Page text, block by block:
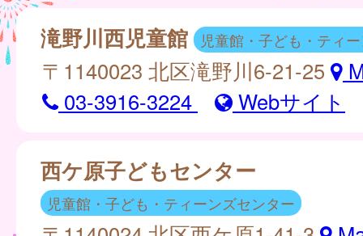
滝野川西児童館 児童館・子ども・ティ
〒1140023 北区滝野川6-21-25
03-3916-3224
Webサイト
西ケ原子どもセンター
児童館・子ども・ティーンズセンター